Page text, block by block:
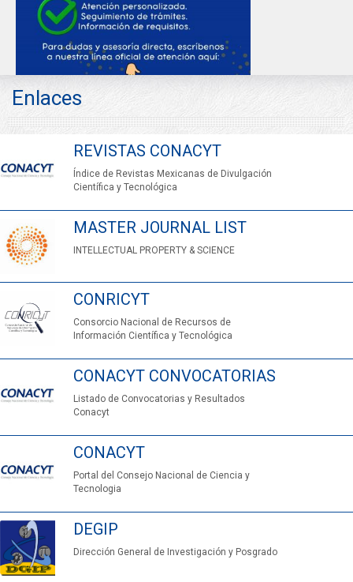
Enlaces
REVISTAS CONACYT
Índice de Revistas Mexicanas de Divulgación
Científica y Tecnológica
MASTER JOURNAL LIST
INTELLECTUAL PROPERTY & SCIENCE
CONRICYT
Consorcio Nacional de Recursos de
Información Científica y Tecnológica
CONACYT CONVOCATORIAS
Listado de Convocatorias y Resultados
Conacyt
CONACYT
Portal del Consejo Nacional de Ciencia y
Tecnologia
DEGIP
Dirección General de Investigación y Posgrado